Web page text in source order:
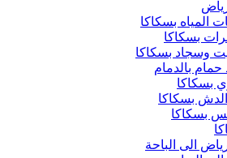
المياه بسكاكا
بسكاكا
وسجاد بسكاكا
بالدمام
بسكاكا
بسكاكا
بسكاكا
الى الباحة